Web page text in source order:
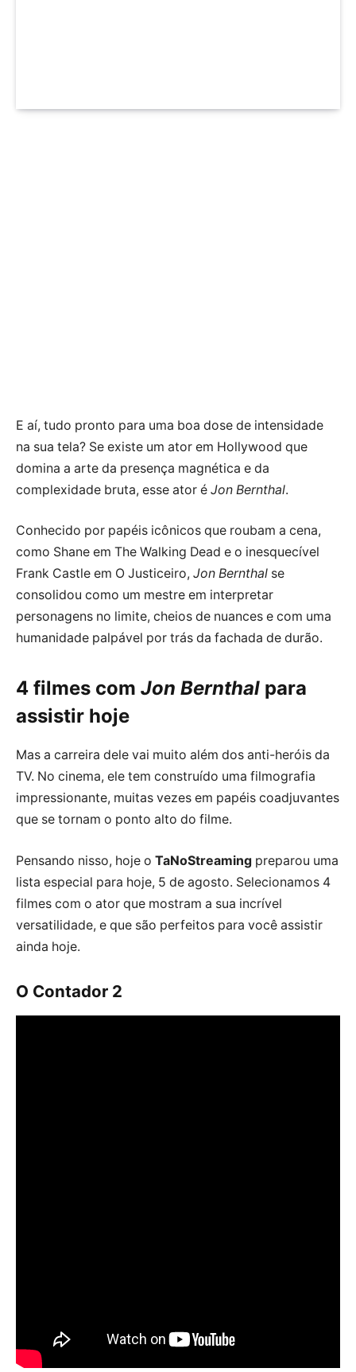
E aí, tudo pronto para uma boa dose de intensidade
na sua tela? Se existe um ator em Hollywood que
domina a arte da presença magnética e da
complexidade bruta, esse ator é Jon Bernthal.
Conhecido por papéis icônicos que roubam a cena,
como Shane em The Walking Dead e o inesquecível
Frank Castle em O Justiceiro, Jon Bernthal se
consolidou como um mestre em interpretar
personagens no limite, cheios de nuances e com uma
humanidade palpável por trás da fachada de durão.
4 filmes com Jon Bernthal para
assistir hoje
Mas a carreira dele vai muito além dos anti-heróis da
TV. No cinema, ele tem construído uma filmografia
impressionante, muitas vezes em papéis coadjuvantes
que se tornam o ponto alto do filme.
Pensando nisso, hoje o TaNoStreaming preparou uma
lista especial para hoje, 5 de agosto. Selecionamos 4
filmes com o ator que mostram a sua incrível
versatilidade, e que são perfeitos para você assistir
ainda hoje.
O Contador 2